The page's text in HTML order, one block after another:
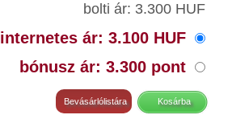
bolti ár: 3.300 HUF
internetes ár: 3.100 HUF
bónusz ár: 3.300 pont